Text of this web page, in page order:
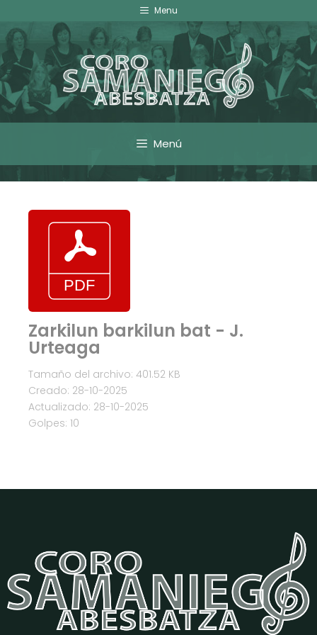
Menu
Menú
Zarkilun barkilun bat - J.
Urteaga
Tamaño del archivo: 401.52 KB
Creado: 28-10-2025
Actualizado: 28-10-2025
Golpes: 10